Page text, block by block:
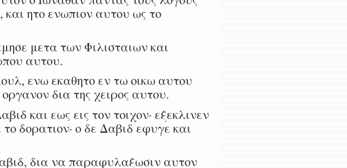
ητο ενωπιον αυτου ως το
μετα των Φιλισταιων και
αυτου.
ενω εκαθητο εν τω οικω αυτου
δια της χειρος αυτου.
και εως εις τον τοιχον· εξεκλινεν
δορατιον· ο δε Δαβιδ εφυγε και
δια να παραφυλαξωσιν αυτον